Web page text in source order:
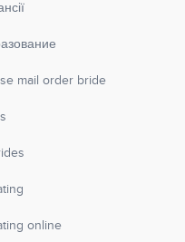
mail order bride
online